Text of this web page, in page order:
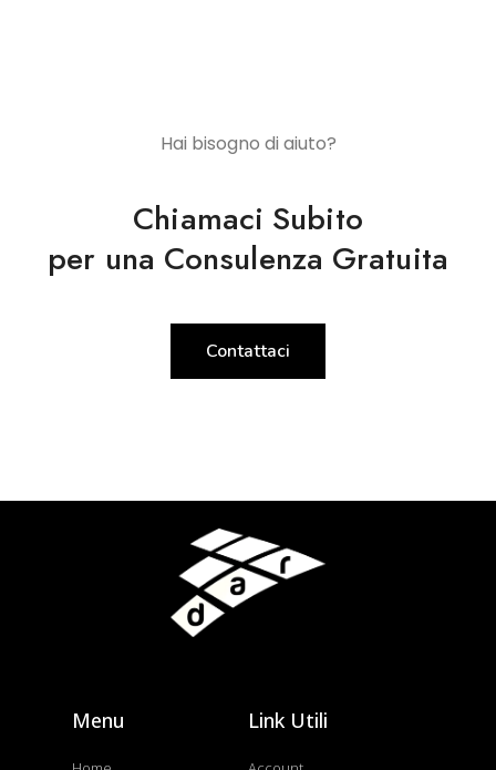
Hai bisogno di aiuto?
Chiamaci Subito
per una Consulenza Gratuita
Contattaci
Menu Link Utili